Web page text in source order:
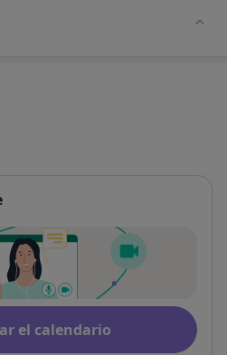
Pago después de la consulta
el calendario